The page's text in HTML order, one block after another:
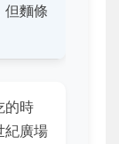
但麵條
的時
紀廣場